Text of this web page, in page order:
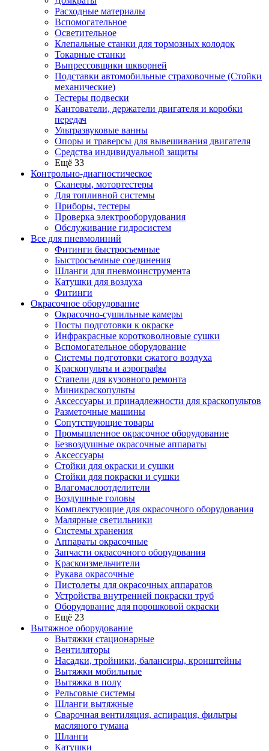
Расходные материалы
Вспомогательное
Осветительное
Клепальные станки для тормозных колодок
Токарные станки
Выпрессовщики шкворней
Подставки автомобильные страховочные (Стойки
механические)
Тестеры подвески
Кантователи, держатели двигателя и коробки
передач
Ультразвуковые ванны
Опоры и траверсы для вывешивания двигателя
Средства индивидуальной защиты
Ещё 33
Контрольно-диагностическое
Сканеры, мотортестеры
Для топливной системы
Приборы, тестеры
Проверка электрооборудования
Обслуживание гидросистем
Все для пневмолиний
Фитинги быстросъемные
Быстросъемные соединения
Шланги для пневмоинструмента
Катушки для воздуха
Фитинги
Окрасочное оборудование
Окрасочно-сушильные камеры
Посты подготовки к окраске
Инфракрасные коротковолновые сушки
Вспомогательное оборудование
Системы подготовки сжатого воздуха
Краскопульты и аэрографы
Стапели для кузовного ремонта
Миникраскопульты
Аксессуары и принадлежности для краскопультов
Разметочные машины
Сопутствующие товары
Промышленное окрасочное оборудование
Безвоздушные окрасочные аппараты
Аксессуары
Стойки для окраски и сушки
Стойки для покраски и сушки
Влагомаслоотделители
Воздушные головы
Комплектующие для окрасочного оборудования
Малярные светильники
Системы хранения
Аппараты окрасочные
Запчасти окрасочного оборудования
Краскоизмельчители
Рукава окрасочные
Пистолеты для окрасочных аппаратов
Устройства внутренней покраски труб
Оборудование для порошковой окраски
Ещё 23
Вытяжное оборудование
Вытяжки стационарные
Вентиляторы
Насадки, тройники, балансиры, кронштейны
Вытяжки мобильные
Вытяжка в полу
Рельсовые системы
Шланги вытяжные
Сварочная вентиляция, аспирация, фильтры
масляного тумана
Шланги
Катушки